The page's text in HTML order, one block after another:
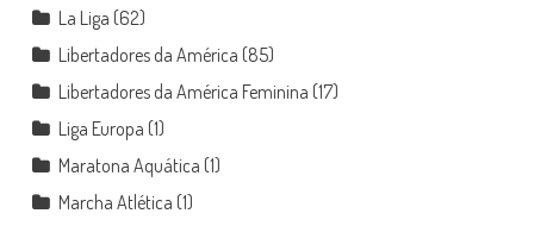
La Liga (62)
Libertadores da América (85)
Libertadores da América Feminina (17)
Liga Europa (1)
Maratona Aquática (1)
Marcha Atlética (1)